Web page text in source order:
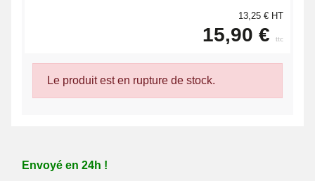
13,25 € HT
15,90 € ttc
Le produit est en rupture de stock.
Envoyé en 24h !